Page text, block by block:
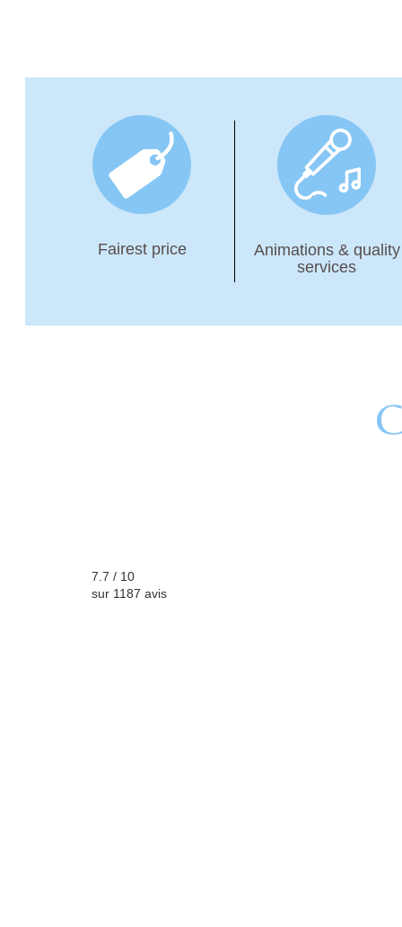
Fairest price
Animations & quality
services
7.7 / 10
sur 1187 avis